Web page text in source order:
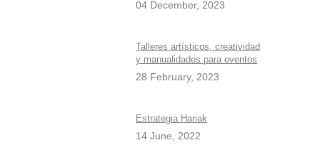
04 December, 2023
Talleres artísticos, creatividad
y manualidades para eventos
28 February, 2023
Estrategia Hariak
14 June, 2022